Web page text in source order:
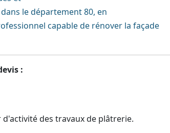
le département 80, en
capable de rénover la façade
:
des travaux de plâtrerie.